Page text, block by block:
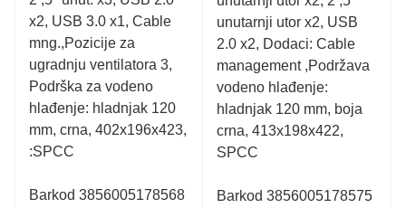
x2, USB 3.0 x1, Cable
mng.,Pozicije za
ugradnju ventilatora 3,
Podrška za vodeno
hlađenje: hladnjak 120
mm, crna, 402x196x423,
:SPCC
Barkod 3856005178568
unutarnji utor x2, USB
2.0 x2, Dodaci: Cable
management ,Podržava
vodeno hlađenje:
hladnjak 120 mm, boja
crna, 413x198x422,
SPCC
Barkod 3856005178575